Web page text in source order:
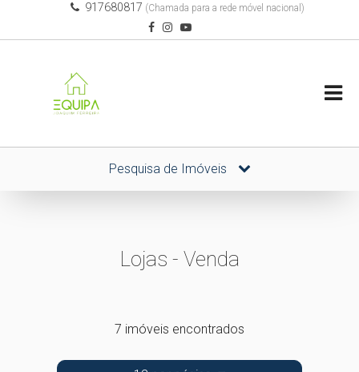
917680817 (Chamada para a rede móvel nacional)
Pesquisa de Imóveis
Lojas - Venda
7 imóveis encontrados